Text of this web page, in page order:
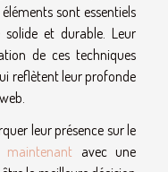
sont essentiels
et durable. Leur
de ces techniques
reflètent leur profonde
leur présence sur le
maintenant avec une